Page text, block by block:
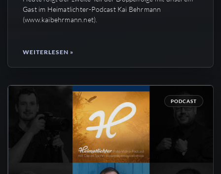
Gast im Heimatlichter-Podcast Kai Behrmann
(www.kaibehrmann.net).
WEITERLESEN »
PODCAST